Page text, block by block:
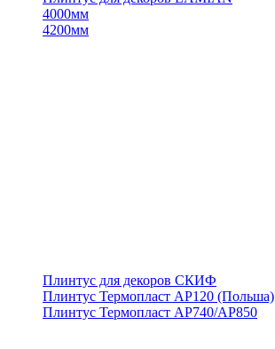
4000мм
4200мм
Плинтус для декоров СКИФ
Плинтус Термопласт АР120 (Польша)
Плинтус Термопласт АР740/АР850